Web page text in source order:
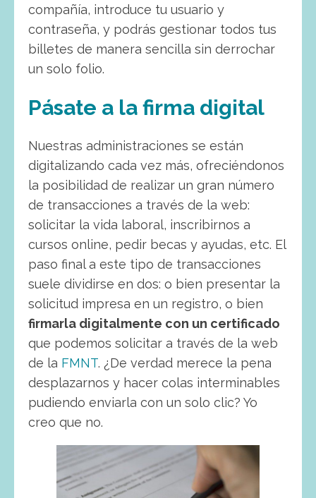
compañía, introduce tu usuario y
contraseña, y podrás gestionar todos tus
billetes de manera sencilla sin derrochar
un solo folio.
Pásate a la firma digital
Nuestras administraciones se están
digitalizando cada vez más, ofreciéndonos
la posibilidad de realizar un gran número
de transacciones a través de la web:
solicitar la vida laboral, inscribirnos a
cursos online, pedir becas y ayudas, etc. El
paso final a este tipo de transacciones
suele dividirse en dos: o bien presentar la
solicitud impresa en un registro, o bien
firmarla digitalmente con un certificado
que podemos solicitar a través de la web
de la FMNT. ¿De verdad merece la pena
desplazarnos y hacer colas interminables
pudiendo enviarla con un solo clic? Yo
creo que no.